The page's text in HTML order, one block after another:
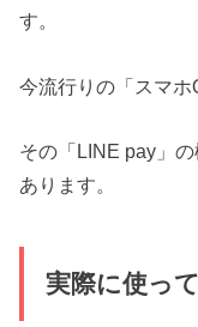
す。
今流行りの「スマホ
その「LINE pay」
あります。
実際に使っ